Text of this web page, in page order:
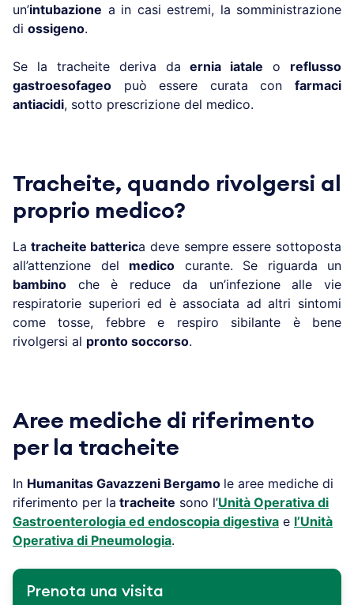
un’intubazione a in casi estremi, la somministrazione
di ossigeno.
Se la tracheite deriva daernia iatale o reflusso
gastroesofageo può essere curata con farmaci
antiacidi, sotto prescrizione del medico.
Tracheite, quando rivolgersi al
proprio medico?
La tracheite batterica deve sempre essere sottoposta
all’attenzione del medico curante. Se riguarda un
bambino che è reduce da un’infezione alle vie
respiratorie superiori ed è associata ad altri sintomi
come tosse, febbre e respiro sibilante è bene
rivolgersi al pronto soccorso.
Aree mediche di riferimento
per la tracheite
In Humanitas Gavazzeni Bergamo le aree mediche di
riferimento per la tracheite sono l’Unità Operativa di
Gastroenterologia ed endoscopia digestiva e l’Unità
Operativa di Pneumologia.
Prenota una visita